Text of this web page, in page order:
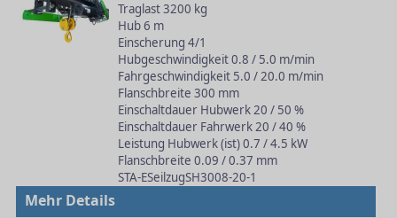
Traglast 3200 kg
Hub 6 m
Einscherung 4/1
Hubgeschwindigkeit 0.8 / 5.0 m/min
Fahrgeschwindigkeit 5.0 / 20.0 m/min
Flanschbreite 300 mm
Einschaltdauer Hubwerk 20 / 50 %
Einschaltdauer Fahrwerk 20 / 40 %
Leistung Hubwerk (ist) 0.7 / 4.5 kW
Flanschbreite 0.09 / 0.37 mm
STA-ESeilzugSH3008-20-1
Mehr Details